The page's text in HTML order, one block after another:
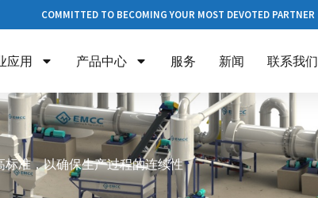
COMMITTED TO BECOMING YOUR MOST DEVOTED PARTNER
应用 产品中心 服务 新闻 联系我们
标准，以确保生产过程的连续性